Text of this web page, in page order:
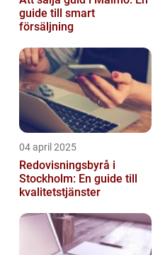
guide till smart
försäljning
04 april 2025
Redovisningsbyrå i
Stockholm: En guide till
kvalitetstjänster